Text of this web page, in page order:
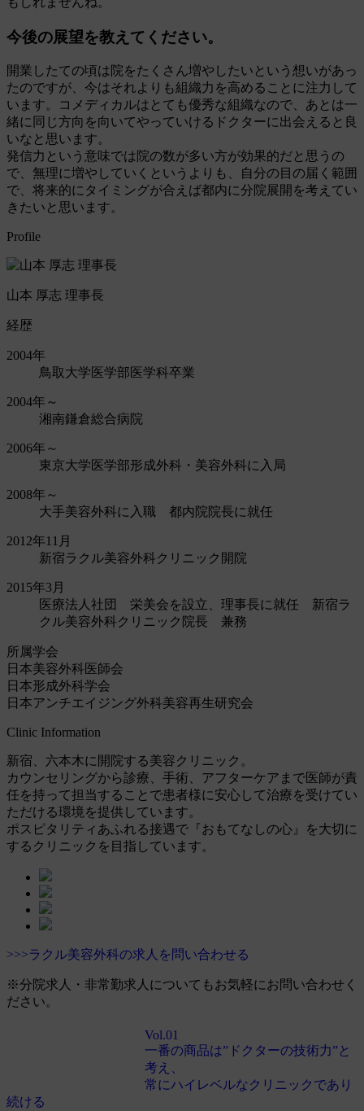
今後の展望を教えてください。
開業したての頃は院をたくさん増やしたいという想いがあっ
たのですが、今はそれよりも組織力を高めることに注力して
います。コメディカルはとても優秀な組織なので、あとは一
緒に同じ方向を向いてやっていけるドクターに出会えると良
いなと思います。
発信力という意味では院の数が多い方が効果的だと思うの
で、無理に増やしていくというよりも、自分の目の届く範囲
で、将来的にタイミングが合えば都内に分院展開を考えてい
きたいと思います。
Profile
山本 厚志 理事長
経歴
2004年
鳥取大学医学部医学科卒業
2004年～
湘南鎌倉総合病院
2006年～
東京大学医学部形成外科・美容外科に入局
2008年～
大手美容外科に入職 都内院院長に就任
2012年11月
新宿ラクル美容外科クリニック開院
2015年3月
医療法人社団 栄美会を設立、理事長に就任 新宿ラ
クル美容外科クリニック院長 兼務
所属学会
日本美容外科医師会
日本形成外科学会
日本アンチエイジング外科美容再生研究会
Clinic Information
新宿、六本木に開院する美容クリニック。
カウンセリングから診療、手術、アフターケアまで医師が責
任を持って担当することで患者様に安心して治療を受けてい
ただける環境を提供しています。
ポスピタリティあふれる接遇で『おもてなしの心』を大切に
するクリニックを目指しています。
>>>ラクル美容外科の求人を問い合わせる
※分院求人・非常勤求人についてもお気軽にお問い合わせく
ださい。
Vol.01
一番の商品は”ドクターの技術力”と
考え、
常にハイレベルなクリニックであり
続ける